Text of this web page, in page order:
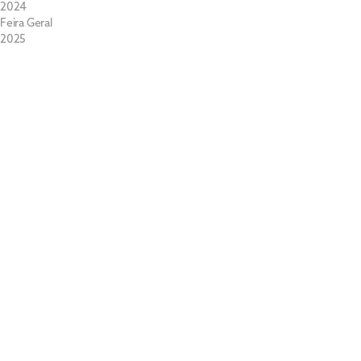
2024
Feira Geral
2025